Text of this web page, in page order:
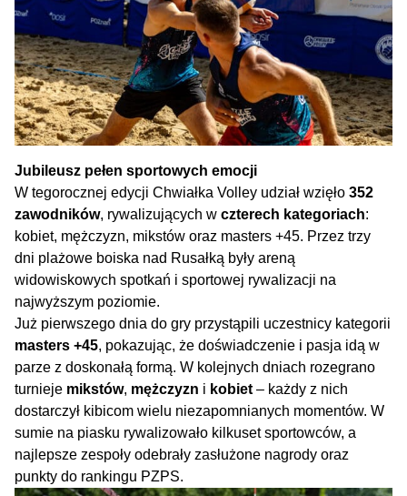
Jubileusz pełen sportowych emocji
W tegorocznej edycji Chwiałka Volley udział wzięło 352
zawodników, rywalizujących w czterech kategoriach:
kobiet, mężczyzn, mikstów oraz masters +45. Przez trzy
dni plażowe boiska nad Rusałką były areną
widowiskowych spotkań i sportowej rywalizacji na
najwyższym poziomie.
Już pierwszego dnia do gry przystąpili uczestnicy kategorii
masters +45, pokazując, że doświadczenie i pasja idą w
parze z doskonałą formą. W kolejnych dniach rozegrano
turnieje mikstów, mężczyzn i kobiet – każdy z nich
dostarczył kibicom wielu niezapomnianych momentów. W
sumie na piasku rywalizowało kilkuset sportowców, a
najlepsze zespoły odebrały zasłużone nagrody oraz
punkty do rankingu PZPS.